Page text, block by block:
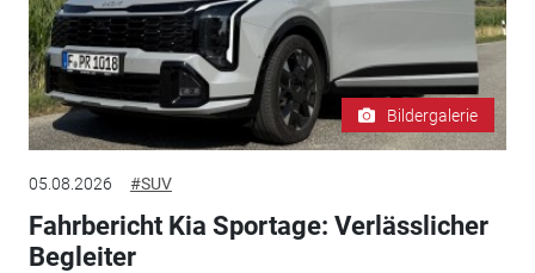
Bildergalerie
05.08.2026 #SUV
Fahrbericht Kia Sportage: Verlässlicher
Begleiter